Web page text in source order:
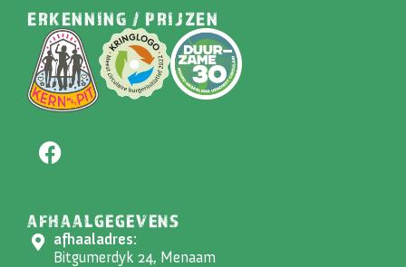
ERKENNING / PRIJZEN
AFHAALGEGEVENS
afhaaladres:
Bitgumerdyk 24, Menaam